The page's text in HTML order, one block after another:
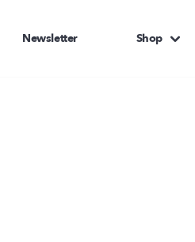
Newsletter Shop